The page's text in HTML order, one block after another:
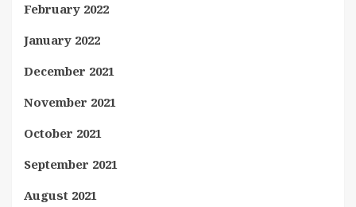
February 2022
January 2022
December 2021
November 2021
October 2021
September 2021
August 2021